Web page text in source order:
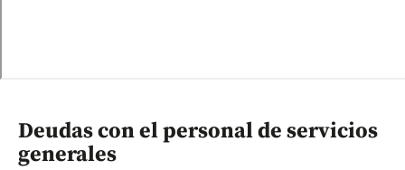
Deudas con el personal de servicios
generales